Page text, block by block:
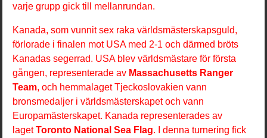
varje grupp gick till mellanrundan.
Kanada, som vunnit sex raka världsmästerskapsguld,
förlorade i finalen mot USA med 2-1 och därmed bröts
Kanadas segerrad. USA blev världsmästare för första
gången, representerade av Massachusetts Ranger
Team, och hemmalaget Tjeckoslovakien vann
bronsmedaljer i världsmästerskapet och vann
Europamästerskapet. Kanada representerades av
lagetToronto National Sea Flag. I denna turnering fick